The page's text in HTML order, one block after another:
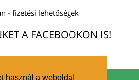
használ a weboldal
A FACEBOOKON IS!